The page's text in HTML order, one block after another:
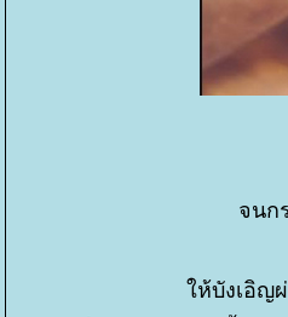
จนก
ห้บังเอิญผ่